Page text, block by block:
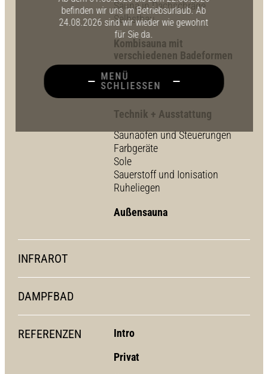
Sauna in Dachschräge
Selbstbau
Kombisauna mit
verschiedenen Badeformen
Feuchte Sauna
Sauna mit Infrarot
Technik + Ausstattung
Saunaöfen und Steuerungen
Farbgeräte
Sole
Sauerstoff und Ionisation
Ruheliegen
Außensauna
INFRAROT
DAMPFBAD
REFERENZEN
Intro
Privat
befinden wir uns im Betriebsurlaub. Ab
24.08.2026 sind wir wieder wie gewohnt
für Sie da.
MENÜ
SCHLIESSEN